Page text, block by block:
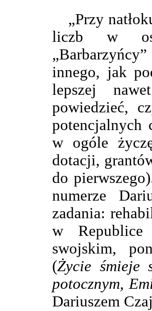
„Przy
liczb w
innego, jak
lepszej
powiedzieć,
potencjalnych
w ogóle
dotacji,
do
numerze
zadania:
w
swojskim,
(Życie śmieje
potocznym,
Dariuszem